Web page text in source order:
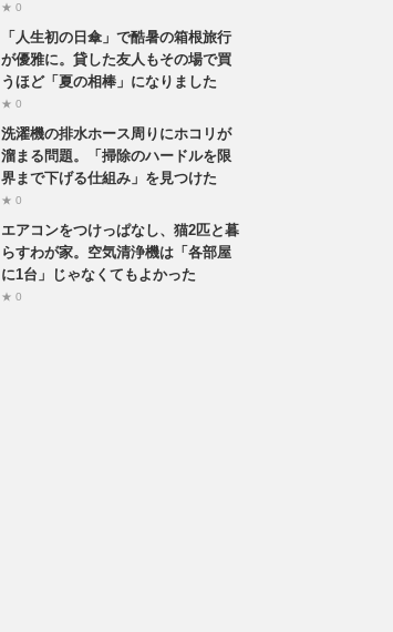
★ 0
「人生初の日傘」で酷暑の箱根旅行
が優雅に。貸した友人もその場で買
うほど「夏の相棒」になりました
★ 0
洗濯機の排水ホース周りにホコリが
溜まる問題。「掃除のハードルを限
界まで下げる仕組み」を見つけた
★ 0
エアコンをつけっぱなし、猫2匹と暮
らすわが家。空気清浄機は「各部屋
に1台」じゃなくてもよかった
★ 0